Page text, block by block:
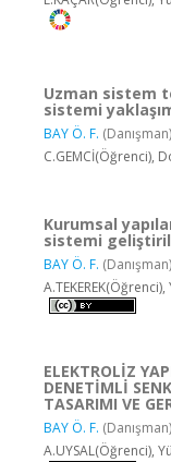
Uzman sistem
sistemi
BAY Ö. F. (Danışman)
C.GEMCİ(Öğrenci),
Kurumsal
sistemi
BAY Ö. F. (Danışman)
ELEKTROLİZ
DENETİMLİ
TASARIMI VE
BAY Ö. F. (Danışman)
A.UYSAL(Öğrenci),